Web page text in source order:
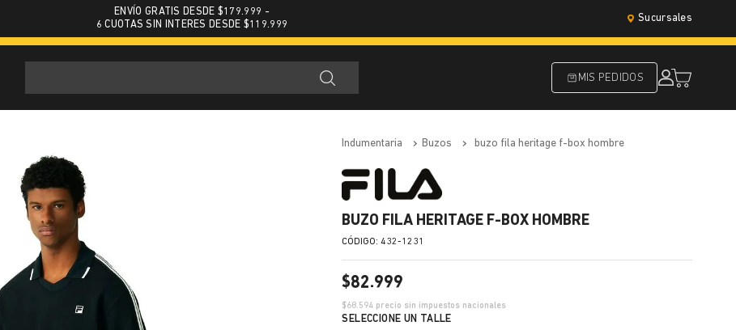
ENVÍO GRATIS DESDE $179.999 -
6 CUOTAS SIN INTERES DESDE $119.999
Sucursales
MIS PEDIDOS
indumentaria buzos buzo fila heritage f-box hombre
BUZO FILA HERITAGE F-BOX HOMBRE
:432-1231
$82.999
$68.594 precio sin impuestos nacionales